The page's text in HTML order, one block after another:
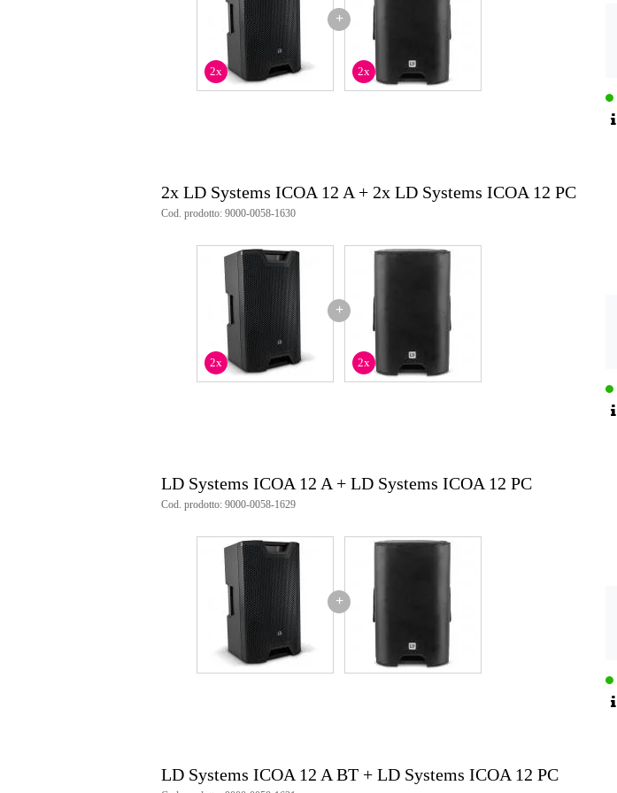
+
2x 2x
2x LD Systems ICOA 12 A + 2x LD Systems ICOA 12 PC
Cod. prodotto: 9000-0058-1630
+
2x 2x
LD Systems ICOA 12 A + LD Systems ICOA 12 PC
Cod. prodotto: 9000-0058-1629
+
LD Systems ICOA 12 A BT + LD Systems ICOA 12 PC